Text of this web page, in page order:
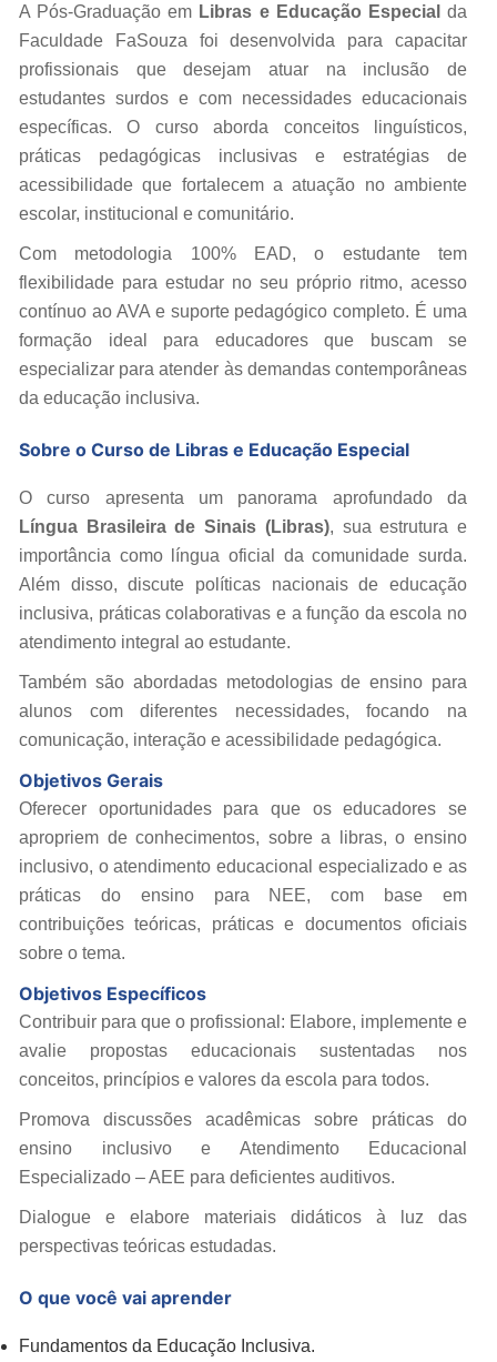
A Pós-Graduação em Libras e Educação Especial da
Faculdade FaSouza foi desenvolvida para capacitar
profissionais que desejam atuar na inclusão de
estudantes surdos e com necessidades educacionais
específicas. O curso aborda conceitos linguísticos,
práticas pedagógicas inclusivas e estratégias de
acessibilidade que fortalecem a atuação no ambiente
escolar, institucional e comunitário.
Com metodologia 100% EAD, o estudante tem
flexibilidade para estudar no seu próprio ritmo, acesso
contínuo ao AVA e suporte pedagógico completo. É uma
formação ideal para educadores que buscam se
especializar para atender às demandas contemporâneas
da educação inclusiva.
Sobre o Curso de Libras e Educação Especial
O curso apresenta um panorama aprofundado da
Língua Brasileira de Sinais (Libras), sua estrutura e
importância como língua oficial da comunidade surda.
Além disso, discute políticas nacionais de educação
inclusiva, práticas colaborativas e a função da escola no
atendimento integral ao estudante.
Também são abordadas metodologias de ensino para
alunos com diferentes necessidades, focando na
comunicação, interação e acessibilidade pedagógica.
Objetivos Gerais
Oferecer oportunidades para que os educadores se
apropriem de conhecimentos, sobre a libras, o ensino
inclusivo, o atendimento educacional especializado e as
práticas do ensino para NEE, com base em
contribuições teóricas, práticas e documentos oficiais
sobre o tema.
Objetivos Específicos
Contribuir para que o profissional: Elabore, implemente e
avalie propostas educacionais sustentadas nos
conceitos, princípios e valores da escola para todos.
Promova discussões acadêmicas sobre práticas do
ensino inclusivo e Atendimento Educacional
Especializado – AEE para deficientes auditivos.
Dialogue e elabore materiais didáticos à luz das
perspectivas teóricas estudadas.
O que você vai aprender
Fundamentos da Educação Inclusiva.